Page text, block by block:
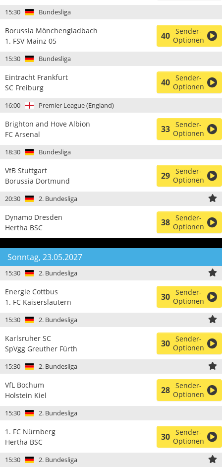
15:30 Bundesliga
Borussia Mönchengladbach
1. FSV Mainz 05
40 Sender-
Optionen
15:30 Bundesliga
Eintracht Frankfurt
SC Freiburg
40 Sender-
Optionen
16:00 Premier League (England)
Brighton and Hove Albion
FC Arsenal
33 Sender-
Optionen
18:30 Bundesliga
VfB Stuttgart
Borussia Dortmund
29 Sender-
Optionen
20:30 2. Bundesliga
Dynamo Dresden
Hertha BSC
38 Sender-
Optionen
Sonntag, 23.05.2027
15:30 2. Bundesliga
Energie Cottbus
1. FC Kaiserslautern
30 Sender-
Optionen
15:30 2. Bundesliga
Karlsruher SC
SpVgg Greuther Fürth
30 Sender-
Optionen
15:30 2. Bundesliga
VfL Bochum
Holstein Kiel
28 Sender-
Optionen
15:30 2. Bundesliga
1. FC Nürnberg
Hertha BSC
30 Sender-
Optionen
15:30 2. Bundesliga